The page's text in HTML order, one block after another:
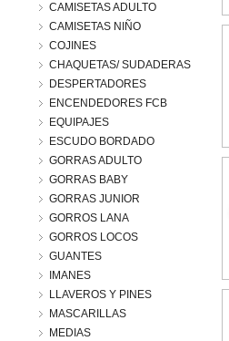
CAMISETAS ADULTO
CAMISETAS NIÑO
COJINES
CHAQUETAS/ SUDADERAS
DESPERTADORES
ENCENDEDORES FCB
EQUIPAJES
ESCUDO BORDADO
GORRAS ADULTO
GORRAS BABY
GORRAS JUNIOR
GORROS LANA
GORROS LOCOS
GUANTES
IMANES
LLAVEROS Y PINES
MASCARILLAS
MEDIAS